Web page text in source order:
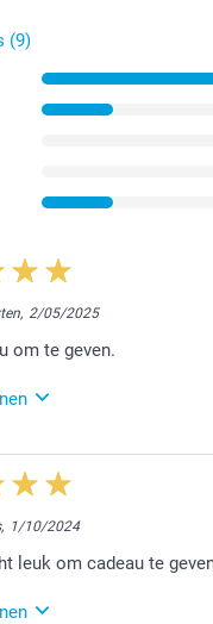
(9)
2/05/2025
om te geven.
tot een volgende keer!
groeten,
1/10/2024
leuk om cadeau te